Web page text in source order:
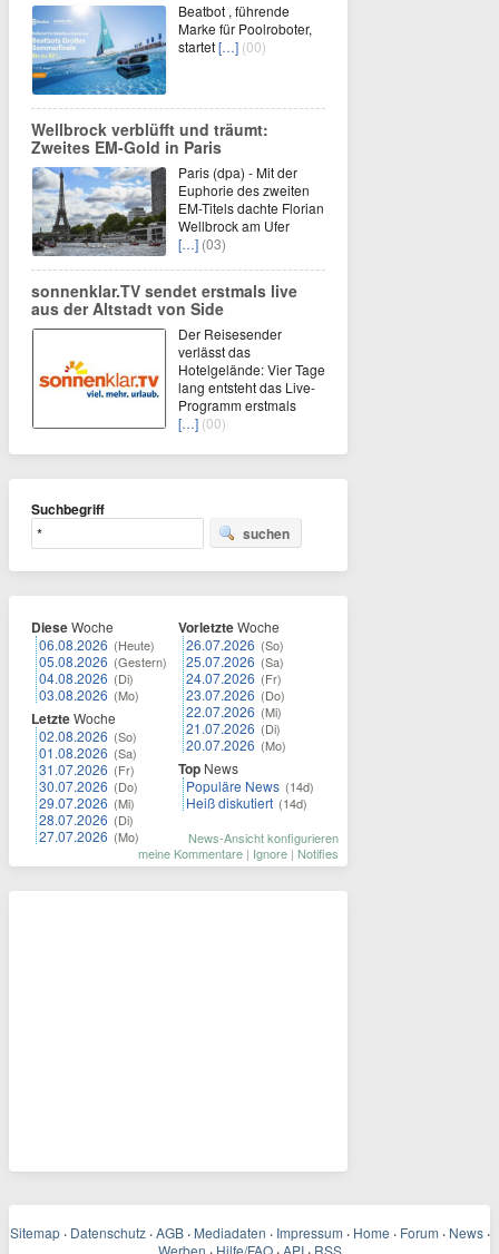
Beatbot , führende
Marke für Poolroboter,
startet[…] (00)
Wellbrock verblüfft und träumt:
Zweites EM-Gold in Paris
Paris (dpa) - Mit der
Euphorie des zweiten
EM-Titels dachte Florian
Wellbrock am Ufer
[…] (03)
sonnenklar.TV sendet erstmals live
aus der Altstadt von Side
Der Reisesender
verlässt das
Hotelgelände: Vier Tage
lang entsteht das Live-
Programm erstmals
[…] (00)
Suchbegriff
suchen
DieseWoche
06.08.2026 (Heute)
05.08.2026 (Gestern)
04.08.2026 (Di)
03.08.2026 (Mo)
LetzteWoche
02.08.2026 (So)
01.08.2026 (Sa)
31.07.2026 (Fr)
30.07.2026 (Do)
29.07.2026 (Mi)
28.07.2026 (Di)
27.07.2026 (Mo)
VorletzteWoche
26.07.2026 (So)
25.07.2026 (Sa)
24.07.2026 (Fr)
23.07.2026 (Do)
22.07.2026 (Mi)
21.07.2026 (Di)
20.07.2026 (Mo)
Top News
Populäre News (14d)
Heiß diskutiert (14d)
News-Ansicht konfigurieren
meine Kommentare | Ignore | Notifies
Sitemap · Datenschutz · AGB · Mediadaten · Impressum · Home · Forum · News ·
Werben Hilfe/FAQ API RSS